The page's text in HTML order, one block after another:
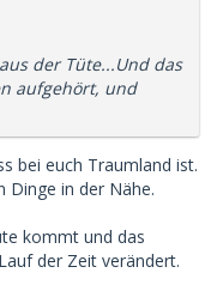
der Tüte...Und das
aufgehört, und
bei euch Traumland ist.
Dinge in der Nähe.
kommt und das
der Zeit verändert.